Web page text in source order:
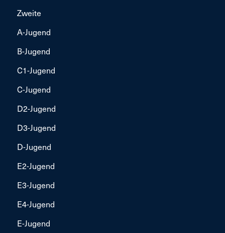
Zweite
A-Jugend
B-Jugend
C1-Jugend
C-Jugend
D2-Jugend
D3-Jugend
D-Jugend
E2-Jugend
E3-Jugend
E4-Jugend
E-Jugend